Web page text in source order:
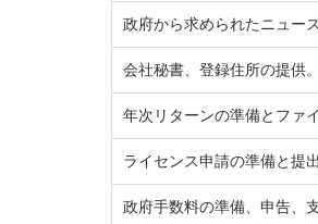
政府から求められたニュー
会社秘書、登録住所の提供。
年次リターンの準備とファ
ライセンス申請の準備と提
政府手数料の準備、申告、支